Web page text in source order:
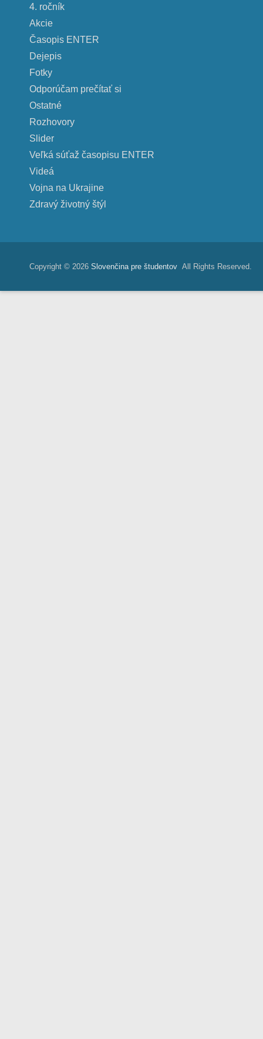
4. ročník
Akcie
Časopis ENTER
Dejepis
Fotky
Odporúčam prečítať si
Ostatné
Rozhovory
Slider
Veľká súťaž časopisu ENTER
Videá
Vojna na Ukrajine
Zdravý životný štýl
Copyright © 2026 Slovenčina pre študentov All Rights Reserved.